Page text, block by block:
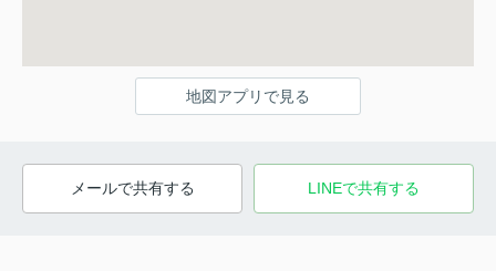
地図アプリで見る
メールで共有する LINEで共有する